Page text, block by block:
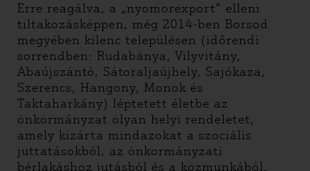
Erre reagálva, a „nyomorexport” elleni
tiltakozásképpen, még 2014-ben Borsod
megyében kilenc településen (időrendi
sorrendben: Rudabánya, Vilyvitány,
Abaújszántó, Sátoraljaújhely, Sajókaza,
Szerencs, Hangony, Monok és
Taktaharkány) léptetett életbe az
önkormányzat olyan helyi rendeletet,
amely kizárta mindazokat a szociális
juttatásokból, az önkormányzati
bérlakáshoz jutásból és a közmunkából,